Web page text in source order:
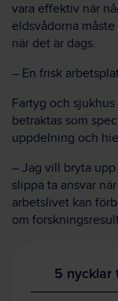
vara effektiv när
eldsvådorna
när det är dags.
– En frisk
Fartyg och
betraktas som
uppdelning och
– Jag vill bryta
slippa ta ansvar
arbetslivet kan
om
5 nycklar